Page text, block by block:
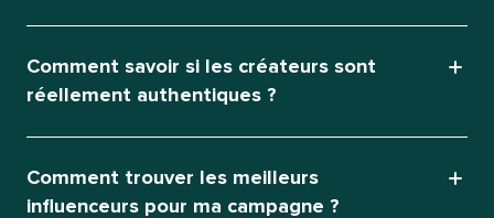
Comment savoir si les créateurs sont
réellement authentiques ?​​
Comment trouver les meilleurs
influenceurs pour ma campagne ?​​